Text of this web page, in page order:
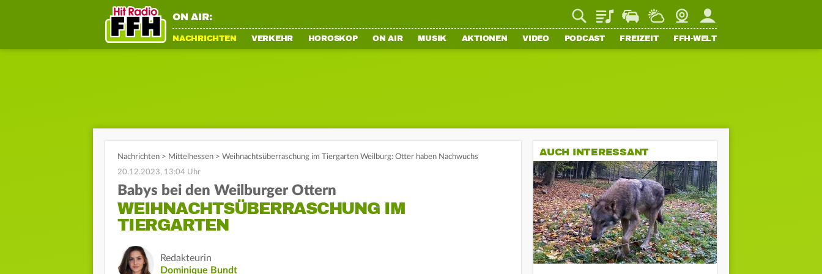
ON AIR: PlaylistStaupilotWetterWebcamMein FFH
NACHRICHTEN VERKEHR HOROSKOP ON AIR MUSIK AKTIONEN VIDEO PODCAST FREIZEIT FFH-WELT
Nachrichten > Mittelhessen > Weihnachtsüberraschung im Tiergarten Weilburg: Otter haben Nachwuchs
20.12.2023, 13:04 Uhr
Babys bei den Weilburger Ottern
WEIHNACHTSÜBERRASCHUNG IM
TIERGARTEN
Redakteurin
Dominique Bundt
AUCH INTERESSANT